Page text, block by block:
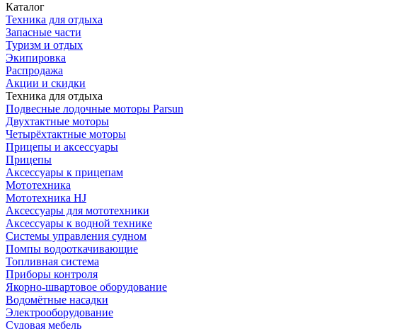
Каталог
Техника для отдыха
Запасные части
Туризм и отдых
Экипировка
Распродажа
Акции и скидки
Техника для отдыха
Подвесные лодочные моторы Parsun
Двухтактные моторы
Четырёхтактные моторы
Прицепы и аксессуары
Прицепы
Аксессуары к прицепам
Мототехника
Мототехника HJ
Аксессуары для мототехники
Аксессуары к водной технике
Системы управления судном
Помпы водооткачивающие
Топливная система
Приборы контроля
Якорно-швартовое оборудование
Водомётные насадки
Электрооборудование
Судовая мебель